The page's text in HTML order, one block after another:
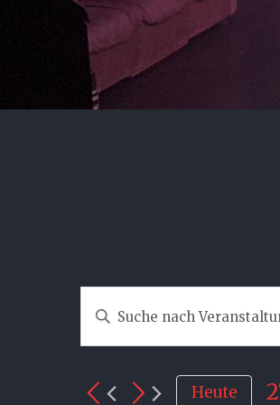
Veranstaltungen
und
Bitte
Schlüsselwort
Heute